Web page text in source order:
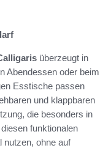
überzeugt in
Abendessen oder beim
Esstische passen
und klappbaren
die besonders in
funktionalen
nutzen, ohne auf